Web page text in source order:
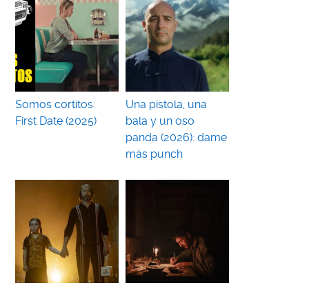
Somos cortitos:
First Date (2025)
Una pistola, una
bala y un oso
panda (2026): dame
más punch